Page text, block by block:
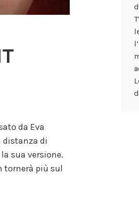
da Eva
distanza di
sua versione.
tornerà più sul